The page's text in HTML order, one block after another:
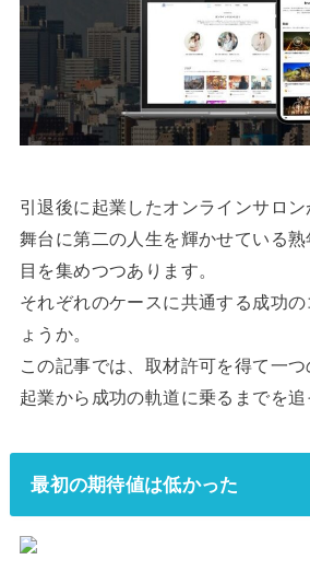
引退後に起業したオンラインサロ
舞台に第二の人生を輝かせている
目を集めつつあります。
それぞれのケースに共通する成功の
ょうか。
この記事では、取材許可を得て一
起業から成功の軌道に乗るまでを追
最初の期待値は低かった